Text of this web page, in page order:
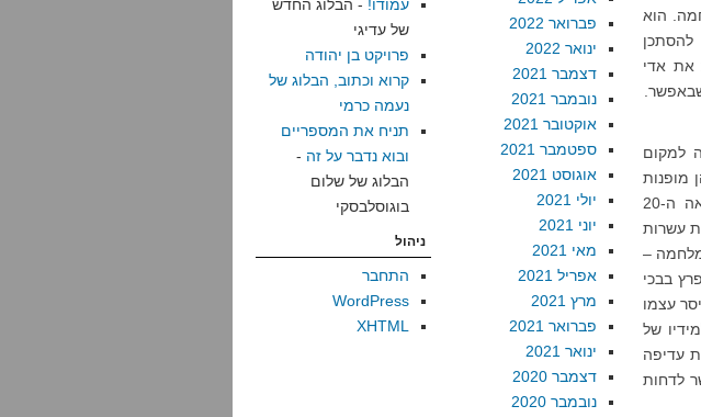
הוא
להסתכן
את אדי
למקום
מופנות
בין שכנים. מלחמות אזרחים מצטיינות באכזריות ובמעשי זוועה, אלו של המאה ה-20
עשרות
–
בבכי
עצמו
של
עדיפה
לדחות
פברואר 2022
ינואר 2022
דצמבר 2021
נובמבר 2021
אוקטובר 2021
ספטמבר 2021
אוגוסט 2021
יולי 2021
יוני 2021
מאי 2021
אפריל 2021
מרץ 2021
פברואר 2021
ינואר 2021
דצמבר 2020
נובמבר 2020
עמודו! - הבלוג החדש
של עדיגי
פרויקט בן יהודה
קרוא וכתוב, הבלוג של
נעמה כרמי
תניח את המספריים
ובוא נדבר על זה -
הבלוג של שלום
בוגוסלבסקי
ניהול
התחבר
WordPress
XHTML